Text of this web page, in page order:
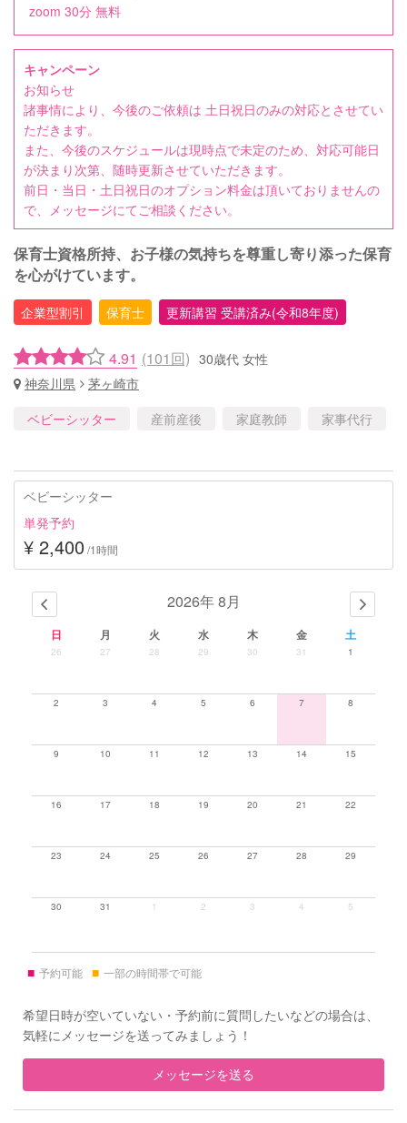
zoom 30分 無料
キャンペーン
お知らせ
諸事情により、今後のご依頼は 土日祝日のみの対応とさせてい
ただきます。
また、今後のスケジュールは現時点で未定のため、対応可能日
が決まり次第、随時更新させていただきます。
前日・当日・土日祝日のオプション料金は頂いておりませんの
で、メッセージにてご相談ください。
保育士資格所持、お子様の気持ちを尊重し寄り添った保育
を心がけています。
企業型割引 保育士 更新講習 受講済み(令和8年度)
4.91 (101回) 30歳代 女性
神奈川県
茅ヶ崎市
ベビーシッター
産前産後 家庭教師 家事代行
ベビーシッター
単発予約
¥ 2,400 /1時間
2026年 8月
日 月 火 水 木 金 土
26 27 28 29 30 31 1
2 3 4 5 6 7 8
9 10 11 12 13 14 15
16 17 18 19 20 21 22
23 24 25 26 27 28 29
30 31 1 2 3 4 5
■ 予約可能 ■ 一部の時間帯で可能
希望日時が空いていない・予約前に質問したいなどの場合は、
気軽にメッセージを送ってみましょう！
メッセージを送る